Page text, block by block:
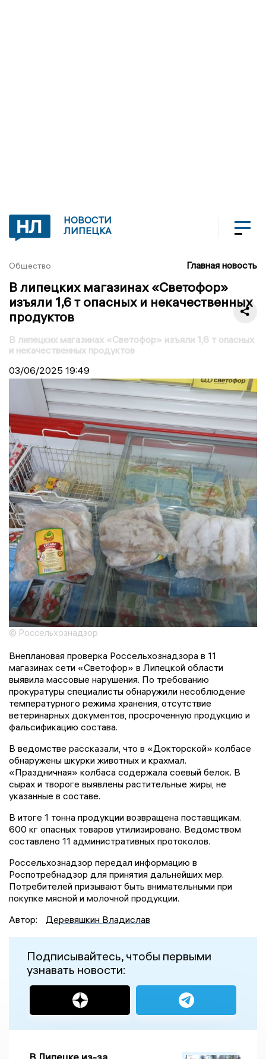
НОВОСТИ
ЛИПЕЦКА
Общество Главная новость
В липецких магазинах «Светофор»
изъяли 1,6 т опасных и некачественных
продуктов
В липецких магазинах «Светофор» изъяли 1,6 т опасных
и некачественных продуктов
03/06/2025 19:49
© Россельхознадзор
Внеплановая проверка Россельхознадзора в 11
магазинах сети «Светофор» в Липецкой области
выявила массовые нарушения. По требованию
прокуратуры специалисты обнаружили несоблюдение
температурного режима хранения, отсутствие
ветеринарных документов, просроченную продукцию и
фальсификацию состава.
В ведомстве рассказали, что в «Докторской» колбасе
обнаружены шкурки животных и крахмал.
«Праздничная» колбаса содержала соевый белок. В
сырах и твороге выявлены растительные жиры, не
указанные в составе.
В итоге 1 тонна продукции возвращена поставщикам.
600 кг опасных товаров утилизировано. Ведомством
составлено 11 административных протоколов.
Россельхознадзор передал информацию в
Роспотребнадзор для принятия дальнейших мер.
Потребителей призывают быть внимательными при
покупке мясной и молочной продукции.
Автор:
Деревяшкин Владислав
Подписывайтесь, чтобы первыми
узнавать новости: